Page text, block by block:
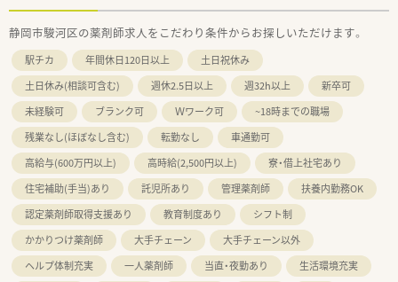
静岡市駿河区の薬剤師求人をこだわり条件からお探しいただけます。
駅チカ 年間休日120日以上
土日祝休み
土日休み(相談可含む)
週休2.5日以上 週32h以上
新卒可
未経験可
ブランク可 Ｗワーク可
~18時までの職場
残業なし(ほぼなし含む)
転勤なし
車通勤可
高給与(600万円以上)
高時給(2,500円以上)
寮・借上社宅あり
住宅補助(手当)あり
託児所あり 管理薬剤師
扶養内勤務OK
認定薬剤師取得支援あり
教育制度あり
シフト制
かかりつけ薬剤師
大手チェーン
大手チェーン以外
ヘルプ体制充実
一人薬剤師 当直・夜勤あり
生活環境充実